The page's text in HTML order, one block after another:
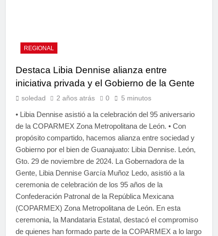
REGIONAL
Destaca Libia Dennise alianza entre
iniciativa privada y el Gobierno de la Gente
soledad 2 años atrás 0 5 minutos
• Libia Dennise asistió a la celebración del 95 aniversario
de la COPARMEX Zona Metropolitana de León. • Con
propósito compartido, hacemos alianza entre sociedad y
Gobierno por el bien de Guanajuato: Libia Dennise. León,
Gto. 29 de noviembre de 2024. La Gobernadora de la
Gente, Libia Dennise García Muñoz Ledo, asistió a la
ceremonia de celebración de los 95 años de la
Confederación Patronal de la República Mexicana
(COPARMEX) Zona Metropolitana de León. En esta
ceremonia, la Mandataria Estatal, destacó el compromiso
de quienes han formado parte de la COPARMEX a lo largo